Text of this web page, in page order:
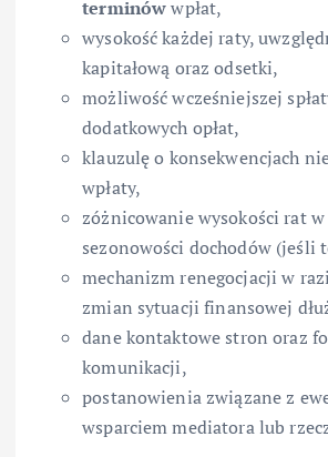
terminówwpłat,
wysokość każdej raty,
kapitałową oraz odsetki,
możliwość wcześniejszej
dodatkowych opłat,
klauzulę o konsekwencjach
wpłaty,
zóżnicowanie wysokości rat
sezonowości dochodów (jeśli
mechanizm renegocjacji w
zmian sytuacji finansowej
dane kontaktowe stron oraz
komunikacji,
postanowienia związane z
wsparciem mediatora lub